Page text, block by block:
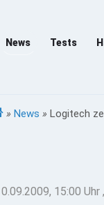
News Tests
» News » Logitech
15:00 Uhr